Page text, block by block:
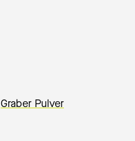
Graber Pulver